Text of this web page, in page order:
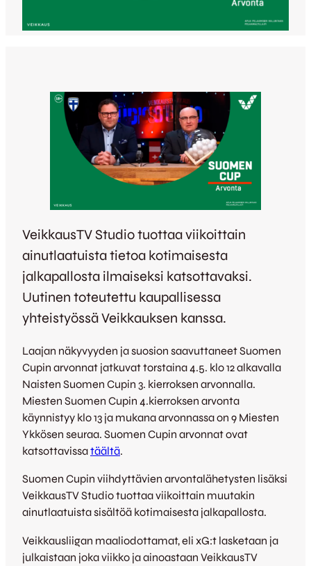
VeikkausTV Studio tuottaa viikoittain
ainutlaatuista tietoa kotimaisesta
jalkapallosta ilmaiseksi katsottavaksi.
Uutinen toteutettu kaupallisessa
yhteistyössä Veikkauksen kanssa.
Laajan näkyvyyden ja suosion saavuttaneet Suomen
Cupin arvonnat jatkuvat torstaina 4.5. klo 12 alkavalla
Naisten Suomen Cupin 3. kierroksen arvonnalla.
Miesten Suomen Cupin 4.kierroksen arvonta
käynnistyy klo 13 ja mukana arvonnassa on 9 Miesten
Ykkösen seuraa. Suomen Cupin arvonnat ovat
katsottavissatäältä.
Suomen Cupin viihdyttävien arvontalähetysten lisäksi
VeikkausTV Studio tuottaa viikoittain muutakin
ainutlaatuista sisältöä kotimaisesta jalkapallosta.
Veikkausliigan maaliodottamat, eli xG:t lasketaan ja
julkaistaan joka viikko ja ainoastaan VeikkausTV